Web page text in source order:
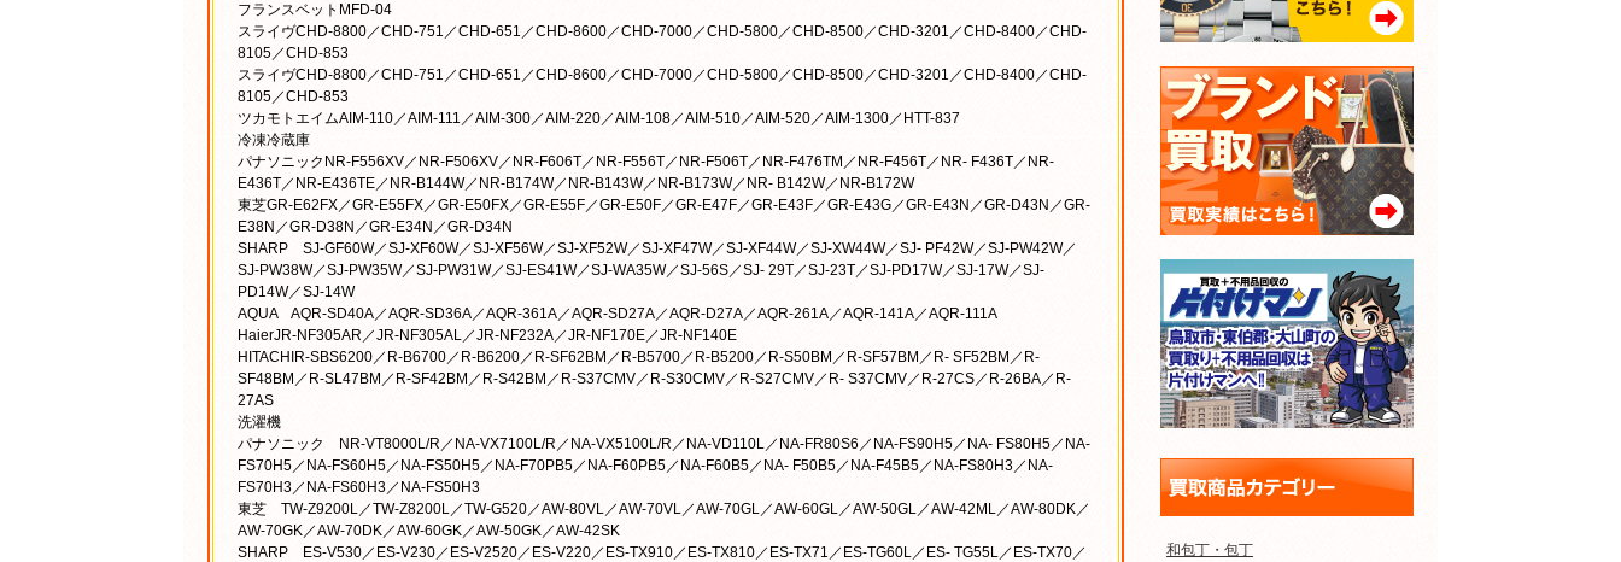
フランスベットMFD-04
スライヴCHD-8800／CHD-751／CHD-651／CHD-8600／CHD-7000／CHD-5800／CHD-8500／CHD-3201／CHD-8400／CHD-
8105／CHD-853
スライヴCHD-8800／CHD-751／CHD-651／CHD-8600／CHD-7000／CHD-5800／CHD-8500／CHD-3201／CHD-8400／CHD-
8105／CHD-853
ツカモトエイムAIM-110／AIM-111／AIM-300／AIM-220／AIM-108／AIM-510／AIM-520／AIM-1300／HTT-837
冷凍冷蔵庫
パナソニックNR-F556XV／NR-F506XV／NR-F606T／NR-F556T／NR-F506T／NR-F476TM／NR-F456T／NR- F436T／NR-
E436T／NR-E436TE／NR-B144W／NR-B174W／NR-B143W／NR-B173W／NR- B142W／NR-B172W
東芝GR-E62FX／GR-E55FX／GR-E50FX／GR-E55F／GR-E50F／GR-E47F／GR-E43F／GR-E43G／GR-E43N／GR-D43N／GR-
E38N／GR-D38N／GR-E34N／GR-D34N
SHARP SJ-GF60W／SJ-XF60W／SJ-XF56W／SJ-XF52W／SJ-XF47W／SJ-XF44W／SJ-XW44W／SJ- PF42W／SJ-PW42W／
SJ-PW38W／SJ-PW35W／SJ-PW31W／SJ-ES41W／SJ-WA35W／SJ-56S／SJ- 29T／SJ-23T／SJ-PD17W／SJ-17W／SJ-
PD14W／SJ-14W
AQUA AQR-SD40A／AQR-SD36A／AQR-361A／AQR-SD27A／AQR-D27A／AQR-261A／AQR-141A／AQR-111A
HaierJR-NF305AR／JR-NF305AL／JR-NF232A／JR-NF170E／JR-NF140E
HITACHIR-SBS6200／R-B6700／R-B6200／R-SF62BM／R-B5700／R-B5200／R-S50BM／R-SF57BM／R- SF52BM／R-
SF48BM／R-SL47BM／R-SF42BM／R-S42BM／R-S37CMV／R-S30CMV／R-S27CMV／R- S37CMV／R-27CS／R-26BA／R-
27AS
洗濯機
パナソニック NR-VT8000L/R／NA-VX7100L/R／NA-VX5100L/R／NA-VD110L／NA-FR80S6／NA-FS90H5／NA- FS80H5／NA-
FS70H5／NA-FS60H5／NA-FS50H5／NA-F70PB5／NA-F60PB5／NA-F60B5／NA- F50B5／NA-F45B5／NA-FS80H3／NA-
FS70H3／NA-FS60H3／NA-FS50H3
東芝 TW-Z9200L／TW-Z8200L／TW-G520／AW-80VL／AW-70VL／AW-70GL／AW-60GL／AW-50GL／AW-42ML／AW-80DK／
AW-70GK／AW-70DK／AW-60GK／AW-50GK／AW-42SK
SHARP ES-V530／ES-V230／ES-V2520／ES-V220／ES-TX910／ES-TX810／ES-TX71／ES-TG60L／ES- TG55L／ES-TX70／
和包丁・包丁